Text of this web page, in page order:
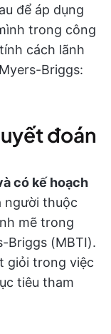
để áp dụng
trong công
cách lãnh
Briggs:
đoán
có kế hoạch
người thuộc
mẽ trong
Briggs (MBTI).
giỏi trong việc
tiêu tham